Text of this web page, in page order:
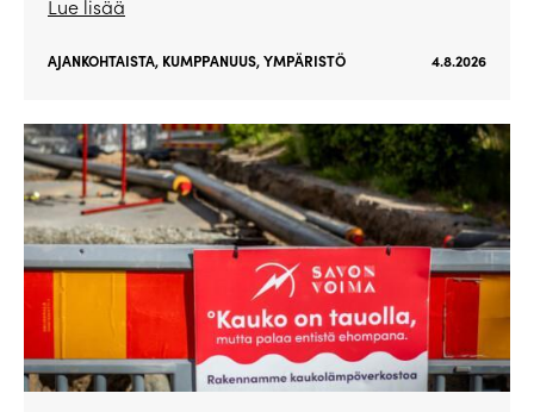
Lue lisää
AJANKOHTAISTA, KUMPPANUUS,YMPÄRISTÖ 4.8.2026